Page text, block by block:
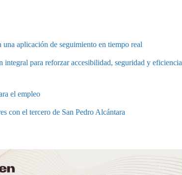
aplicación de seguimiento en tiempo real
para reforzar accesibilidad, seguridad y eficiencia
el empleo
con el tercero de San Pedro Alcántara